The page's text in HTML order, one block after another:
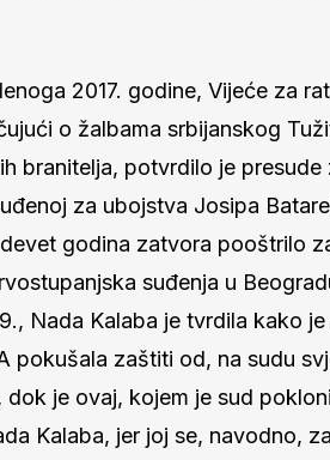
2017. godine, Vijeće za
o žalbama srbijanskog
branitelja, potvrdilo je presude
za ubojstva Josipa
godina zatvora pooštrilo
suđenja u
Nada Kalaba je tvrdila kako
pokušala zaštiti od, na sudu
dok je ovaj, kojem je sud
Kalaba, jer joj se, navodno,